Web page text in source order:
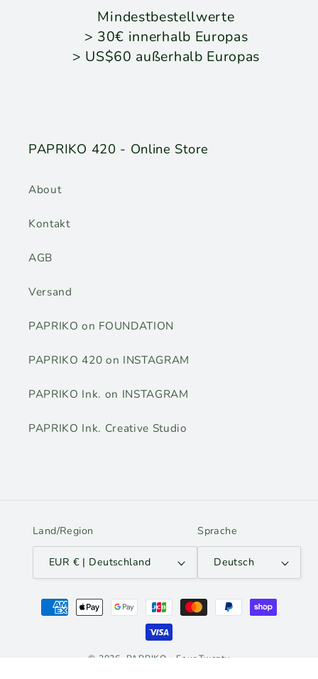
Mindestbestellwerte
> 30€ innerhalb Europas
> US$60 außerhalb Europas
PAPRIKO 420 - Online Store
About
Kontakt
AGB
Versand
PAPRIKO on FOUNDATION
PAPRIKO 420 on INSTAGRAM
PAPRIKO Ink. on INSTAGRAM
PAPRIKO Ink. Creative Studio
Land/Region
EUR € | Deutschland
Sprache
Deutsch
Zahlungsmethoden
© 2026, PAPRIKO - Four Twenty